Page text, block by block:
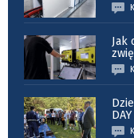
Jak